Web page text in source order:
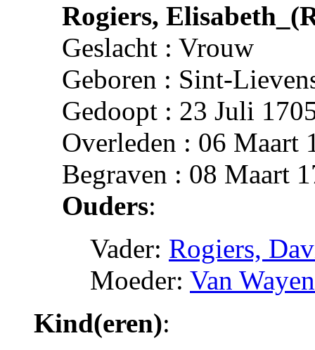
Rogiers,
Geslacht : Vrouw
Geboren : Sint-
Gedoopt : 23 Juli
Overleden : 06 Maart
Begraven : 08 Maart
Ouders:
Vader: Rogiers,
Moeder: Van
Kind(eren):